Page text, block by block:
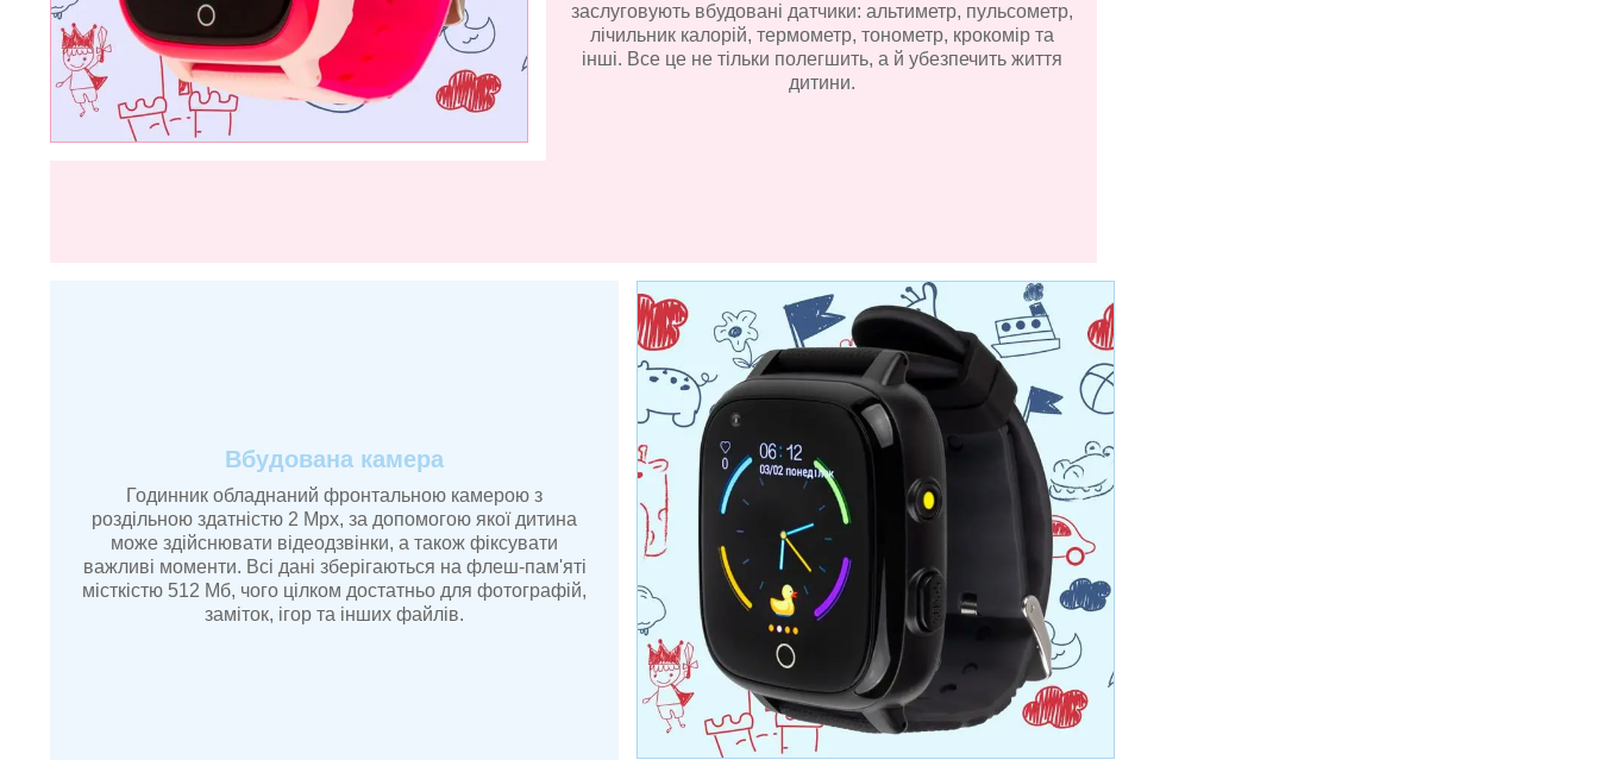
заслуговують вбудовані датчики: альтиметр, пульсометр,
лічильник калорій, термометр, тонометр, крокомір та
інші. Все це не тільки полегшить, а й убезпечить життя
дитини.
Вбудована камера
Годинник обладнаний фронтальною камерою з
роздільною здатністю 2 Mpx, за допомогою якої дитина
може здійснювати відеодзвінки, а також фіксувати
важливі моменти. Всі дані зберігаються на флеш-пам'яті
місткістю 512 Мб, чого цілком достатньо для фотографій,
заміток, ігор та інших файлів.